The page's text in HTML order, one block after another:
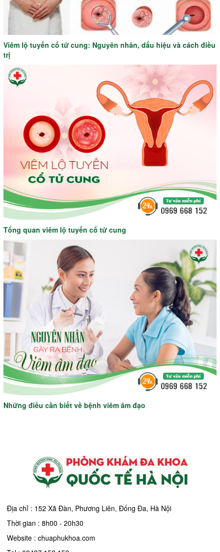
Viêm lộ tuyến cổ tử cung: Nguyên nhân, dấu hiệu và cách điều
trị
Tổng quan viêm lộ tuyến cổ tử cung
Những điều cần biết về bệnh viêm âm đạo
Địa chỉ : 152 Xã Đàn, Phương Liên, Đống Đa, Hà Nội
Thời gian : 8h00 - 20h30
Website : chuaphukhoa.com